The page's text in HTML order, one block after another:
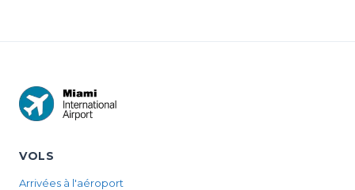
VOLS
Arrivées à l'aéroport